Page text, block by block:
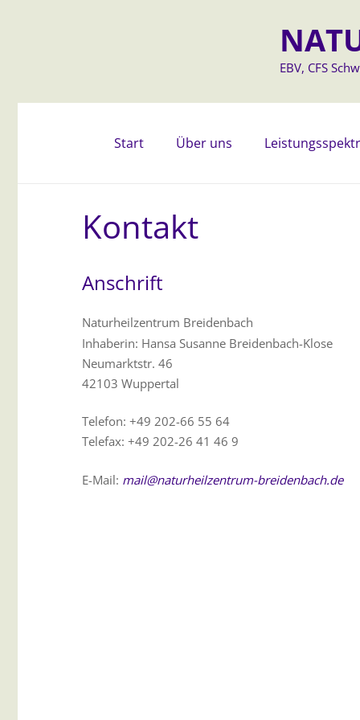
EBV, CFS
Start Über uns
Kontakt
Anschrift
Naturheilzentrum Breidenbach
Inhaberin: Hansa Susanne Breidenbach-Klose
Neumarktstr. 46
42103 Wuppertal
Telefon: +49 202-66 55 64
Telefax: +49 202-26 41 46 9
E-Mail: mail@naturheilzentrum-breidenbach.de